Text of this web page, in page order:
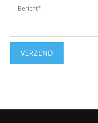
VERZEND